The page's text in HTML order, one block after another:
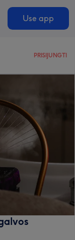
Use app
PRISIJUNGTI